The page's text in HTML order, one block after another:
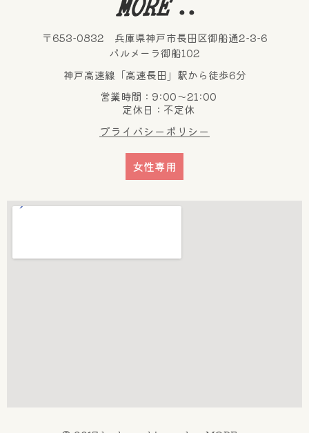
〒653-0832 兵庫県神戸市長田区御船通2-3-6
パルメーラ御船102
神戸高速線「高速長田」駅から徒歩6分
営業時間：9:00～21:00
定休日：不定休
プライバシーポリシー
女性専用